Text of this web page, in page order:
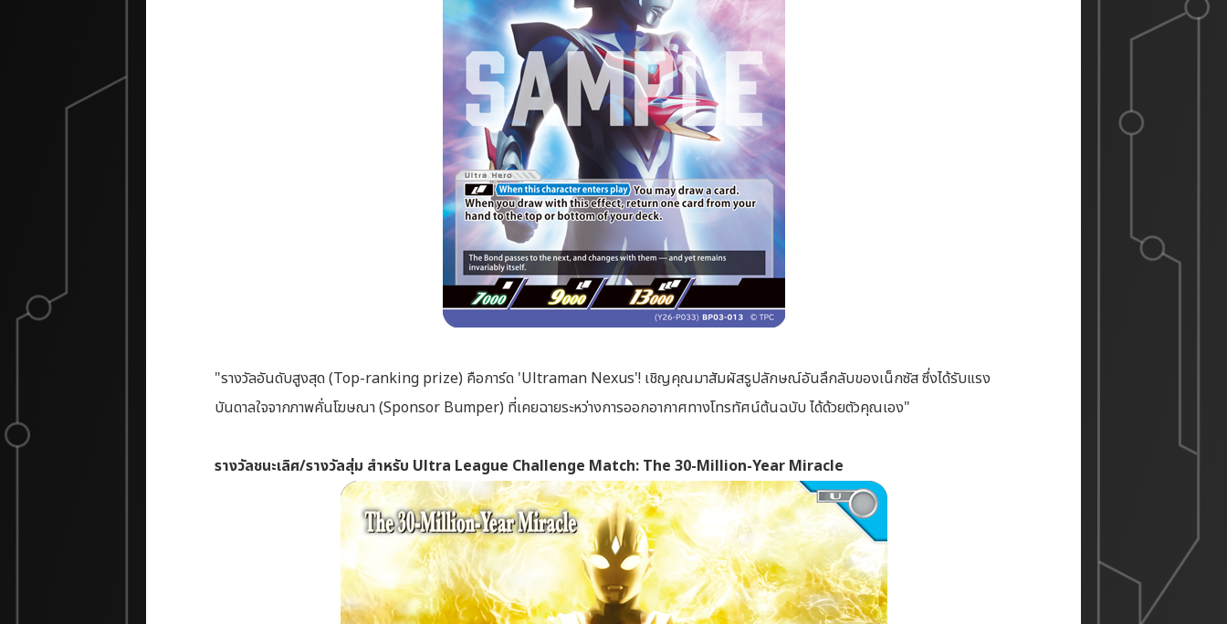
"รางวัลอันดับสูงสุด (Top-ranking prize) คือการ์ด 'Ultraman Nexus'! เชิญคุณมาสัมผัสรูปลักษณ์อันลึกลับของเน็กซัส ซึ่งได้รับแรง
บันดาลใจจากภาพคั่นโฆษณา (Sponsor Bumper) ที่เคยฉายระหว่างการออกอากาศทางโทรทัศน์ต้นฉบับ ได้ด้วยตัวคุณเอง"
รางวัลชนะเลิศ/รางวัลสุ่ม สำหรับ Ultra League Challenge Match: The 30-Million-Year Miracle